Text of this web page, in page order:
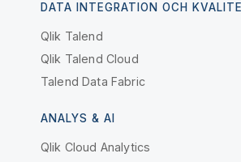
DATA INTEGRATION OCH
Qlik Talend
Qlik Talend Cloud
Talend Data Fabric
ANALYS & AI
Qlik Cloud Analytics